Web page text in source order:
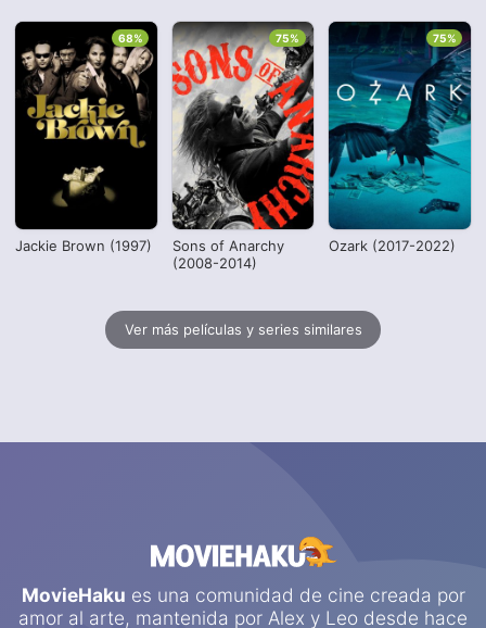
Jackie Brown (1997)
68%
Sons of Anarchy
(2008-2014)
75%
Ozark (2017-2022)
75%
Ver más películas y series similares
MovieHaku es una comunidad de cine creada por
amor al arte, mantenida por Alex y Leo desde hace